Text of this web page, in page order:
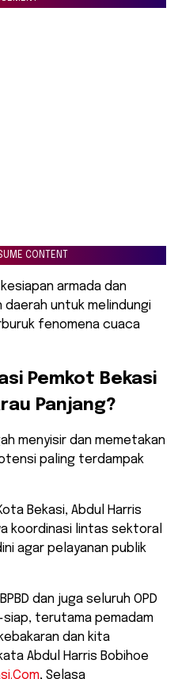
CONTENT
armada dan
daerah untuk melindungi
fenomena cuaca
Pemkot Bekasi
Panjang?
menyisir dan memetakan
paling terdampak
Bekasi, Abdul Harris
koordinasi lintas sektoral
agar pelayanan publik
dan juga seluruh OPD
terutama pemadam
dan kita
Abdul Harris Bobihoe
, Selasa